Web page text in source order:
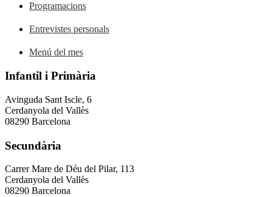
Programacions
Entrevistes personals
Menú del mes
Infantil i Primària
Avinguda Sant Iscle, 6
Cerdanyola del Vallès
08290 Barcelona
Secundària
Carrer Mare de Déu del Pilar, 113
Cerdanyola del Vallès
08290 Barcelona